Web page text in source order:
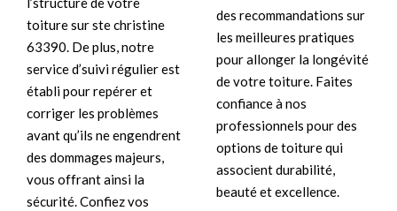
toiture sur ste christine
63390. De plus, notre
service d’suivi régulier est
établi pour repérer et
corriger les problèmes
avant qu’ils ne engendrent
des dommages majeurs,
vous offrant ainsi la
sécurité. Confiez vos
des recommandations sur
les meilleures pratiques
pour allonger la longévité
de votre toiture. Faites
confiance à nos
professionnels pour des
options de toiture qui
associent durabilité,
beauté et excellence.